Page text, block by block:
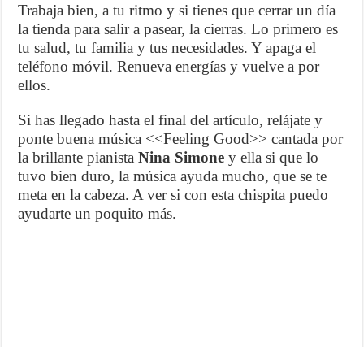
Trabaja bien, a tu ritmo y si tienes que cerrar un día
la tienda para salir a pasear, la cierras. Lo primero es
tu salud, tu familia y tus necesidades. Y apaga el
teléfono móvil. Renueva energías y vuelve a por
ellos.
Si has llegado hasta el final del artículo, relájate y
ponte buena música <<Feeling Good>> cantada por
la brillante pianista Nina Simone y ella si que lo
tuvo bien duro, la música ayuda mucho, que se te
meta en la cabeza. A ver si con esta chispita puedo
ayudarte un poquito más.